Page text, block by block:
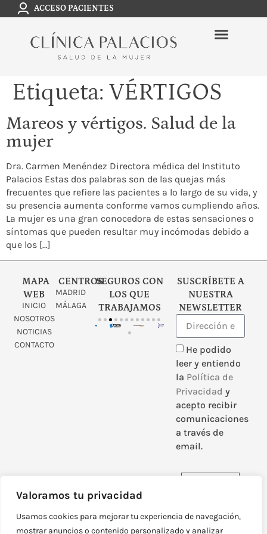
Valoramos tu privacidad
Usamos cookies para mejorar tu experiencia de navegación,
mostrar anuncios o contenido personalizado y analizar
ACCESO PACIENTES
Etiqueta: VÉRTIGOS
Mareos y vértigos. Salud de la
mujer
Dra. Carmen Menéndez Directora médica del Instituto
Palacios Estas dos palabras son de las quejas más
frecuentes que refiere las pacientes a lo largo de su vida, y
su presencia aumenta conforme vamos cumpliendo años.
La mujer es una gran conocedora de estas sensaciones o
síntomas que pueden resultar muy incómodas debido a
que los […]
MAPA
WEB
INICIO
NOSOTROS
NOTICIAS
CONTACTO
CENTROS
MADRID
MÁLAGA
SEGUROS CON
LOS QUE
TRABAJAMOS
SUSCRÍBETE A
NUESTRA
NEWSLETTER
He podido
leer y entiendo
la Política de
Privacidad y
acepto recibir
comunicaciones
a través de
email.